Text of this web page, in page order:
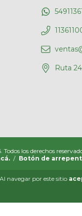
Al navegar por este sitio
Ruta
los derechos
/ Botón de